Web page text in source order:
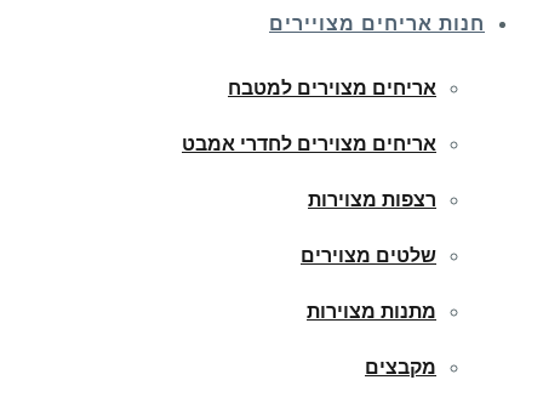
חנות אריחים מצויירים
אריחים מצוירים למטבח
אריחים מצוירים לחדרי אמבט
רצפות מצוירות
שלטים מצוירים
מתנות מצוירות
מקבצים